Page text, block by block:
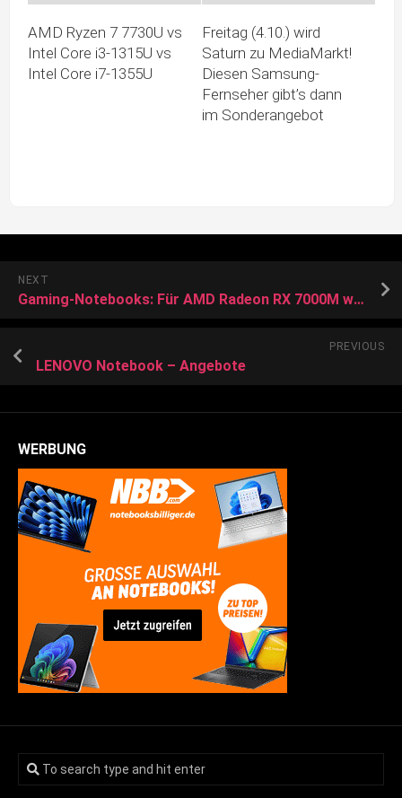
AMD Ryzen 7 7730U vs
Intel Core i3-1315U vs
Intel Core i7-1355U
Freitag (4.10.) wird
Saturn zu MediaMarkt!
Diesen Samsung-
Fernseher gibt’s dann
im Sonderangebot
NEXT
Gaming-Notebooks: Für AMD Radeon RX 7000M war die CES ein Desaster
PREVIOUS
LENOVO Notebook – Angebote
WERBUNG